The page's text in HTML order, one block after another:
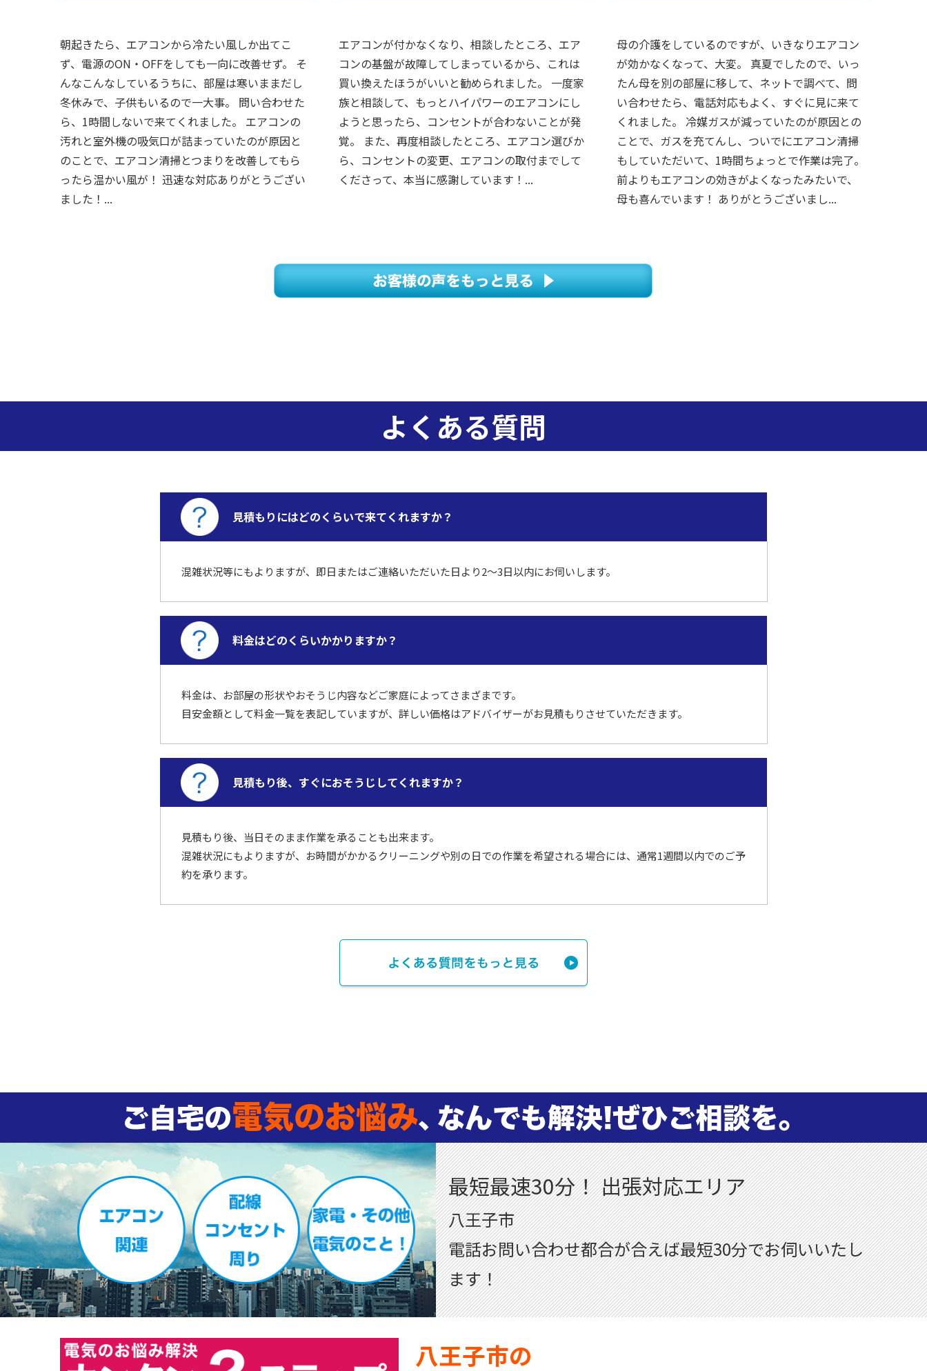
朝起きたら、エアコンから冷たい風しか出てこ
ず、電源のON・OFFをしても一向に改善せず。 そ
んなこんなしているうちに、部屋は寒いままだし
冬休みで、子供もいるので一大事。 問い合わせた
ら、1時間しないで来てくれました。 エアコンの
汚れと室外機の吸気口が詰まっていたのが原因と
のことで、エアコン清掃とつまりを改善してもら
ったら温かい風が！ 迅速な対応ありがとうござい
ました！...
エアコンが付かなくなり、相談したところ、エア
コンの基盤が故障してしまっているから、これは
買い換えたほうがいいと勧められました。 一度家
族と相談して、もっとハイパワーのエアコンにし
ようと思ったら、コンセントが合わないことが発
覚。 また、再度相談したところ、エアコン選びか
ら、コンセントの変更、エアコンの取付までして
くださって、本当に感謝しています！...
母の介護をしているのですが、いきなりエアコン
が効かなくなって、大変。 真夏でしたので、いっ
たん母を別の部屋に移して、ネットで調べて、問
い合わせたら、電話対応もよく、すぐに見に来て
くれました。 冷媒ガスが減っていたのが原因との
ことで、ガスを充てんし、ついでにエアコン清掃
もしていただいて、1時間ちょっとで作業は完了。
前よりもエアコンの効きがよくなったみたいで、
母も喜んでいます！ ありがとうございまし...
よくある質問
見積もりにはどのくらいで来てくれますか？
混雑状況等にもよりますが、即日またはご連絡いただいた日より2～3日以内にお伺いします。
料金はどのくらいかかりますか？
料金は、お部屋の形状やおそうじ内容などご家庭によってさまざまです。
目安金額として料金一覧を表記していますが、詳しい価格はアドバイザーがお見積もりさせていただきます。
見積もり後、すぐにおそうじしてくれますか？
見積もり後、当日そのまま作業を承ることも出来ます。
混雑状況にもよりますが、お時間がかかるクリーニングや別の日での作業を希望される場合には、 通常1週間以内でのご予
約を承ります。
最短最速30分！ 出張対応エリア
八王子市
電話お問い合わせ都合が合えば最短30分でお伺いいたし
ます！
八王子市の